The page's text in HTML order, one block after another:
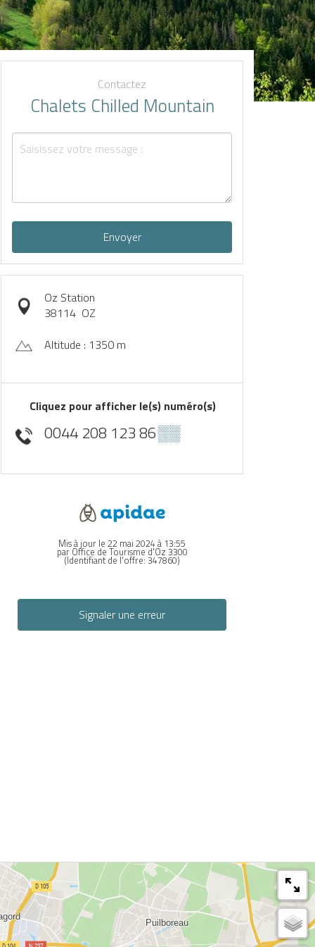
Contactez
Chalets Chilled Mountain
Envoyer
Oz Station
38114 OZ
Altitude : 1350 m
Cliquez pour afficher le(s) numéro(s)
0044 208 123 86▒▒
Mis à jour le 22 mai 2024 à 13:55
par Office de Tourisme d'Oz 3300
(Identifiant de l'offre: 347860)
Signaler une erreur